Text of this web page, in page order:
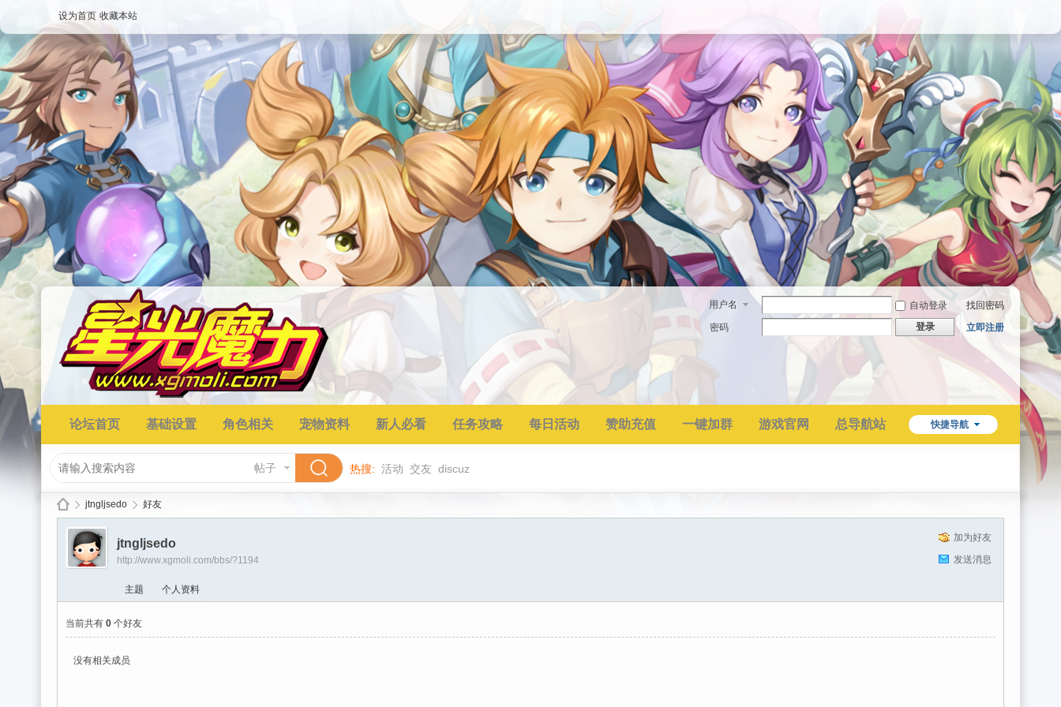
设为首页 收藏本站
用户名 自动登录
找回密码
密码
登录 立即注册
快捷导航
论坛首页 基础设置 角色相关 宠物资料 新人必看 任务攻略 每日活动 赞助充值 一键加群 游戏官网 总导航站
帖子 热搜: 活动 交友 discuz
›
jtngljsedo 好友
加为好友
发送消息
jtngljsedo
http://www.xgmoli.com/bbs/?1194
主题 个人资料
当前共有 0 个好友
没有相关成员